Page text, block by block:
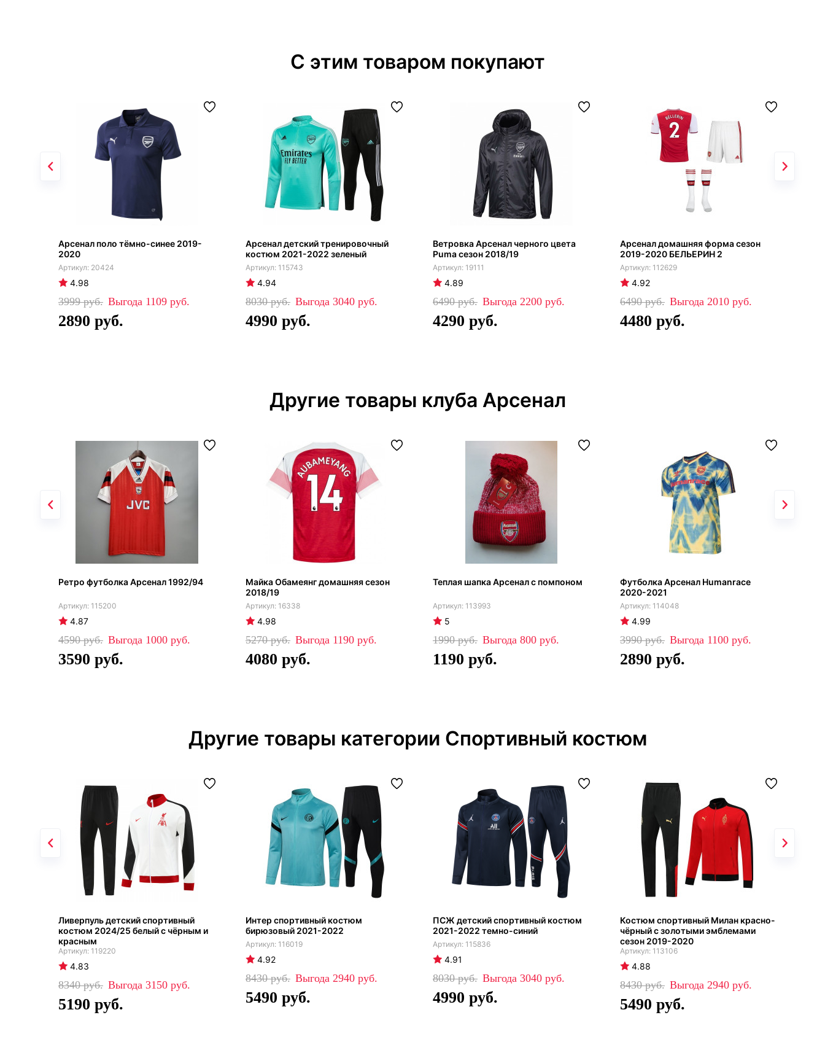
С этим товаром покупают
Арсенал поло тёмно-синее 2019-
2020
20424
4.98
3999 1109
2890
Арсенал детский тренировочный
костюм 2021-2022 зеленый
115743
4.94
8030 3040
4990
Ветровка Арсенал черного цвета
Puma сезон 2018/19
19111
4.89
6490 2200
4290
Арсенал домашняя форма сезон
2019-2020 БЕЛЬЕРИН 2
112629
4.92
6490 2010
4480
Другие товары клуба Арсенал
Ретро футболка Арсенал 1992/94
115200
4.87
4590 1000
3590
Майка Обамеянг домашняя сезон
2018/19
16338
4.98
5270 1190
4080
Теплая шапка Арсенал с помпоном
113993
5
1990 800
1190
Футболка Арсенал Humanrace
2020-2021
114048
4.99
3990 1100
2890
Другие товары категории Спортивный костюм
Ливерпуль детский спортивный
костюм 2024/25 белый с чёрным и
красным
119220
4.83
8340 3150
5190
Интер спортивный костюм
бирюзовый 2021-2022
116019
4.92
8430 2940
5490
ПСЖ детский спортивный костюм
2021-2022 темно-синий
115836
4.91
8030 3040
4990
Костюм спортивный Милан красно-
чёрный с золотыми эмблемами
сезон 2019-2020
113106
4.88
8430 2940
5490